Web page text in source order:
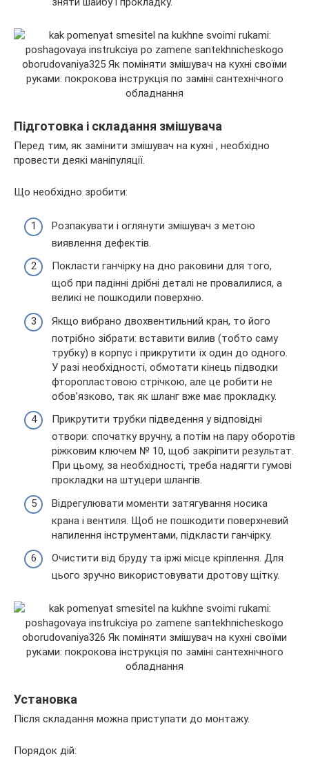
Підготовка і складання змішувача
Перед тим, як замінити змішувач на кухні , необхідно
провести деякі маніпуляції.
Що необхідно зробити:
Розпакувати і оглянути змішувач з метою
виявлення дефектів.
Покласти ганчірку на дно раковини для того,
щоб при падінні дрібні деталі не провалилися, а
великі не пошкодили поверхню.
Якщо вибрано двохвентильний кран, то його
потрібно зібрати: вставити вилив (тобто саму
трубку) в корпус і прикрутити їх один до одного.
У разі необхідності, обмотати кінець підводки
фторопластовою стрічкою, але це робити не
обов’язково, так як шланг вже має прокладку.
Прикрутити трубки підведення у відповідні
отвори: спочатку вручну, а потім на пару оборотів
ріжковим ключем № 10, щоб закріпити результат.
При цьому, за необхідності, треба надягти гумові
прокладки на штуцери шлангів.
Відрегулювати моменти затягування носика
крана і вентиля. Щоб не пошкодити поверхневий
напилення інструментами, підкласти ганчірку.
Очистити від бруду та іржі місце кріплення. Для
цього зручно використовувати дротову щітку.
Установка
Після складання можна приступати до монтажу.
Порядок дій: